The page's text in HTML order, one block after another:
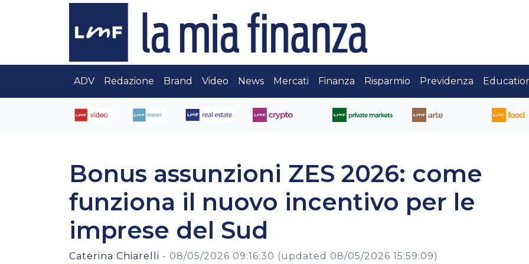
ADV Redazione Brand Video News Mercati Finanza Risparmio Previdenza
Bonus assunzioni ZES 2026: come
funziona il nuovo incentivo per le
imprese del Sud
Caterina Chiarelli - 08/05/2026 09:16:30 (updated 08/05/2026 15:59:09)